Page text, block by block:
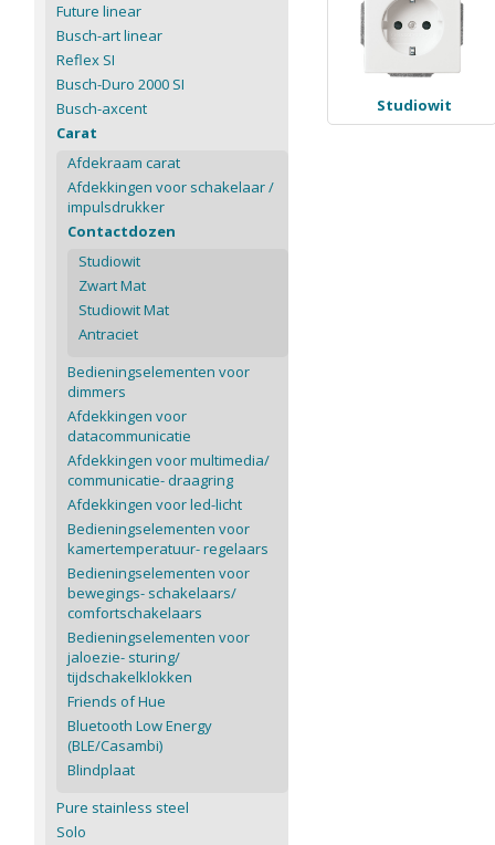
Studiowit
Future linear
Busch-art linear
Reflex SI
Busch-Duro 2000 SI
Busch-axcent
Carat
Afdekraam carat
Afdekkingen voor schakelaar /
impulsdrukker
Contactdozen
Studiowit
Zwart Mat
Studiowit Mat
Antraciet
Bedieningselementen voor
dimmers
Afdekkingen voor
datacommunicatie
Afdekkingen voor multimedia/
communicatie- draagring
Afdekkingen voor led-licht
Bedieningselementen voor
kamertemperatuur- regelaars
Bedieningselementen voor
bewegings- schakelaars/
comfortschakelaars
Bedieningselementen voor
jaloezie- sturing/
tijdschakelklokken
Friends of Hue
Bluetooth Low Energy
(BLE/Casambi)
Blindplaat
Pure stainless steel
Solo